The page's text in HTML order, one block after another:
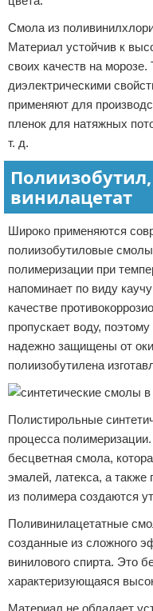
Смола из
Материал устойчив к
своих качеств на
диэлектрическими
применяют для
пленок для натяжных
т. д.
винилацетат
Широко применяются
полиизобутиловые
полимеризации при
напоминает по виду
качестве
пропускает воду,
надежно защищены от
полиизобутилена
Полистирольные
процесса
бесцветная смола,
эмалей, латекса, а также
из полимера создаются
Поливинилацетатные
созданные из сложного
винилового спирта. Это
характеризующаяся
Материал не обладает